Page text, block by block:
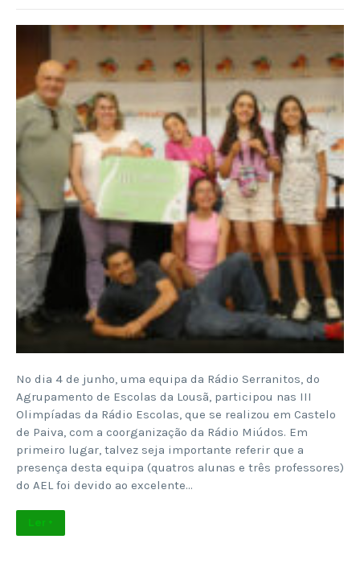
No dia 4 de junho, uma equipa da Rádio Serranitos, do
Agrupamento de Escolas da Lousã, participou nas III
Olimpíadas da Rádio Escolas, que se realizou em Castelo
de Paiva, com a coorganização da Rádio Miúdos. Em
primeiro lugar, talvez seja importante referir que a
presença desta equipa (quatros alunas e três professores)
do AEL foi devido ao excelente…
Ler +